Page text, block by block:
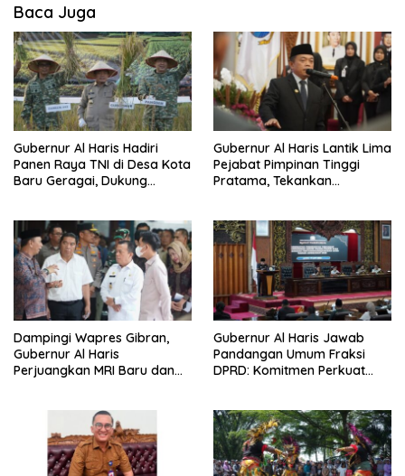
Baca Juga
Gubernur Al Haris Hadiri
Panen Raya TNI di Desa Kota
Baru Geragai, Dukung
Gubernur Al Haris Lantik Lima
Pejabat Pimpinan Tinggi
Pratama, Tekankan
Integritas
Dampingi Wapres Gibran,
Gubernur Al Haris
Perjuangkan MRI Baru dan
Gubernur Al Haris Jawab
Pandangan Umum Fraksi
DPRD: Komitmen Perkuat